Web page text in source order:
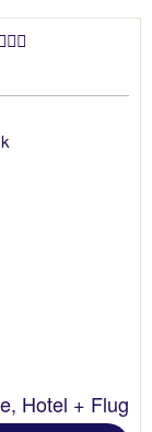
Hotel + Flug